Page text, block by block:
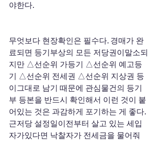
야한다.
무엇보다 현장확인은 필수다. 경매가 완
료되면 등기부상의 모든 저당권이말소되
지만 △선순위 가등기 △선순위 예고등
기 △선순위 전세권 △선순위 지상권 등
이그대로 남기 때문에 관심물건의 등기
부 등본을 반드시 확인해서 이런 것이 붙
어있는 것은 과감하게 포기하는 게 좋다.
근저당 설정일이전부터 살고 있는 세입
자가있다면 낙찰자가 전세금을 물어줘